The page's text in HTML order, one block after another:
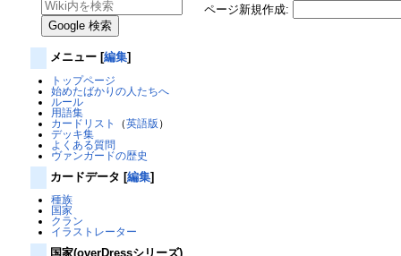
メニュー [編集]
トップページ
始めたばかりの人たちへ
ルール
用語集
カードリスト
（英語版 ）
デッキ集
よくある質問
ヴァンガードの歴史
カードデータ [編集]
種族
国家
クラン
イラストレーター
国家(overDressシリーズ)
ページ新規作成: